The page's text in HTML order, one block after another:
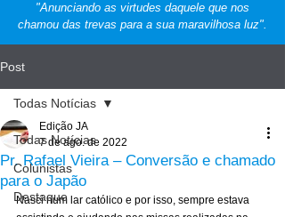
"Anunciando as virtudes daquele que nos
chamou das trevas para a sua maravilhosa luz".
Post
Todas Notícias
Colunistas
Destaque
Todas Notícias
Pr. Rafael Vieira – Conversão e chamado
para o Japão
Edição JA
7 de ago. de 2022
Nasci num lar católico e por isso, sempre estava